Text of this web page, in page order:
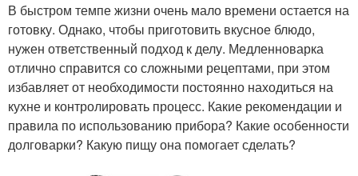
В быстром темпе жизни очень мало времени остается на
готовку. Однако, чтобы приготовить вкусное блюдо,
нужен ответственный подход к делу. Медленноварка
отлично справится со сложными рецептами, при этом
избавляет от необходимости постоянно находиться на
кухне и контролировать процесс. Какие рекомендации и
правила по использованию прибора? Какие особенности
долговарки? Какую пищу она помогает сделать?